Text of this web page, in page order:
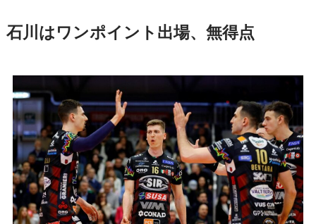
石川はワンポイント出場、無得点